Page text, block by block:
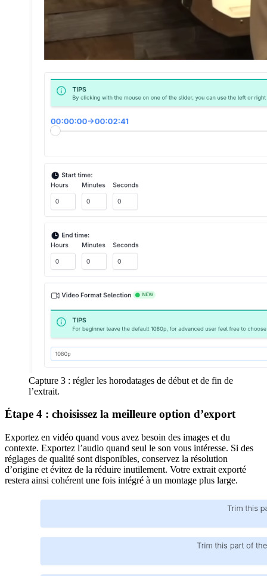
Capture 3 : régler les horodatages de début et de fin de
l’extrait.
Étape 4 : choisissez la meilleure option d’export
Exportez en vidéo quand vous avez besoin des images et du
contexte. Exportez l’audio quand seul le son vous intéresse. Si des
réglages de qualité sont disponibles, conservez la résolution
d’origine et évitez de la réduire inutilement. Votre extrait exporté
restera ainsi cohérent une fois intégré à un montage plus large.